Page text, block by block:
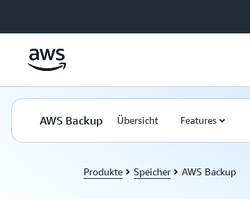
AWS Backup Übersicht Features
Produkte Speicher AWS Backup